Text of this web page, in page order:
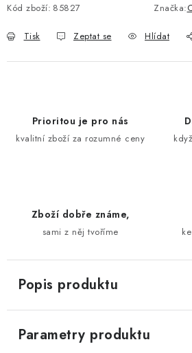
Kód zboží: 85827 Značka:
Tisk Zeptat se Hlídat
Prioritou je pro nás
kvalitní zboží za rozumné ceny
Zboží dobře známe,
sami z něj tvoříme
Popis produktu
Parametry produktu